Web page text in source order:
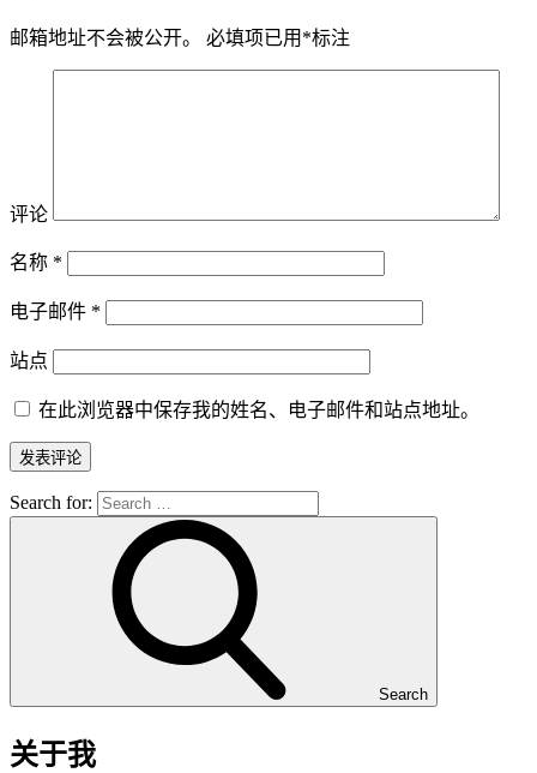
邮箱地址不会被公开。 必填项已用 *标注
评论
名称 *
电子邮件 *
站点
在此浏览器中保存我的姓名、电子邮件和站点地址。
Search for:
Search
关于我